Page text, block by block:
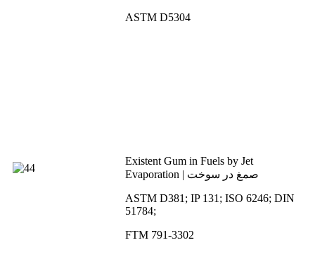
ASTM D5304
Existent Gum in Fuels by Jet
Evaporation | صمغ در سوخت
ASTM D381; IP 131; ISO 6246; DIN
51784;
FTM 791-3302